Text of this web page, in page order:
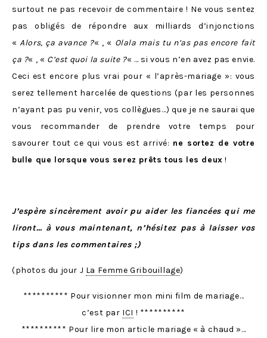
surtout ne pas recevoir de commentaire ! Ne vous sentez
pas obligés de répondre aux milliards d’injonctions
«Alors, ça avance ?« , « Olala mais tu n’as pas encore fait
ça ?« , « C’est quoi la suite ?« … si vous n’en avez pas envie.
Ceci est encore plus vrai pour « l’après-mariage »: vous
serez tellement harcelée de questions (par les personnes
n’ayant pas pu venir, vos collègues…) que je ne saurai que
vous recommander de prendre votre temps pour
savourer tout ce qui vous est arrivé: ne sortez de votre
bulle que lorsque vous serez prêts tous les deux !
J’espère sincèrement avoir pu aider les fiancées qui me
liront… à vous maintenant, n’hésitez pas à laisser vos
tips dans les commentaires ;)
(photos du jour J La Femme Gribouillage)
********** Pour visionner mon mini film de mariage…
c’est par ICI ! **********
********** Pour lire mon article mariage « à chaud »…